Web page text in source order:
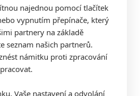
proti
najednou pomocí tlačítek
vypnutím přepínače, který
partnery na základě
seznam našich partnerů.
námitku proti zpracování
Vaše nastavení a odvolání